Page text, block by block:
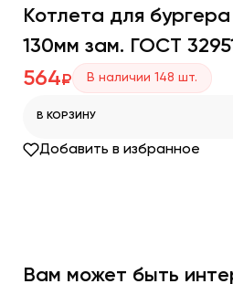
Котлета для
130мм зам. ГОСТ
564₽ В наличии 148 шт.
В КОРЗИНУ
Добавить в избранное
Вам может быть